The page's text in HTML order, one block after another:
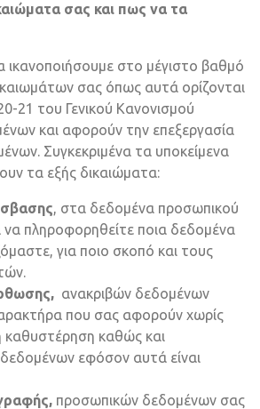
σας και πως να τα
ικανοποιήσουμε στο μέγιστο βαθμό
σας όπως αυτά ορίζονται
21 του Γενικού Κανονισμού
και αφορούν την επεξεργασία
Συγκεκριμένα τα υποκείμενα
τα εξής δικαιώματα:
, στα δεδομένα προσωπικού
να πληροφορηθείτε ποια δεδομένα
για ποιο σκοπό και τους
ανακριβών δεδομένων
που σας αφορούν χωρίς
καθυστέρηση καθώς και
εφόσον αυτά είναι
προσωπικών δεδομένων σας